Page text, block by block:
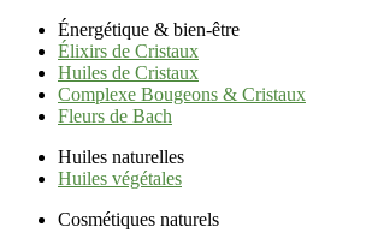
Énergétique & bien-être
Élixirs de Cristaux
Huiles de Cristaux
Complexe Bougeons & Cristaux
Fleurs de Bach
Huiles naturelles
Huiles végétales
Cosmétiques naturels